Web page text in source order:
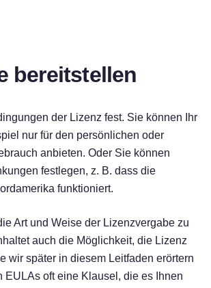
bereitstellen
der Lizenz fest. Sie können Ihr
nur für den persönlichen oder
anbieten. Oder Sie können
festlegen, z. B. dass die
funktioniert.
Art und Weise der Lizenzvergabe zu
auch die Möglichkeit, die Lizenz
wir später in diesem Leitfaden erörtern
EULAs oft eine Klausel, die es Ihnen